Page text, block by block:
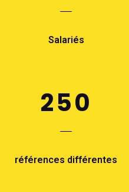
Salariés
250
références différentes